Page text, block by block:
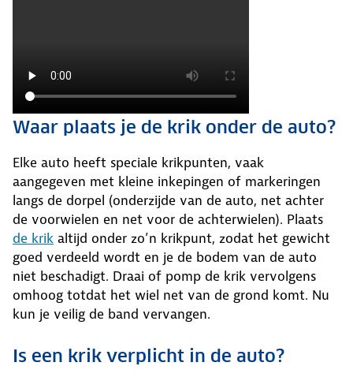
Waar plaats je de krik onder de auto?
Elke auto heeft speciale krikpunten, vaak
aangegeven met kleine inkepingen of markeringen
langs de dorpel (onderzijde van de auto, net achter
de voorwielen en net voor de achterwielen). Plaats
de krik altijd onder zo’n krikpunt, zodat het gewicht
goed verdeeld wordt en je de bodem van de auto
niet beschadigt. Draai of pomp de krik vervolgens
omhoog totdat het wiel net van de grond komt. Nu
kun je veilig de band vervangen.
Is een krik verplicht in de auto?